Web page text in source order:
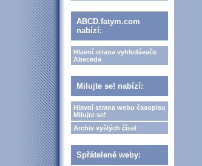
ABCD.fatym.com
nabízí:
Hlavní strana vyhledávače
Abeceda
Milujte se! nabízí:
Hlavní strana webu časopisu
Milujte se!
Archiv vyšlých čísel
Spřátelené weby: